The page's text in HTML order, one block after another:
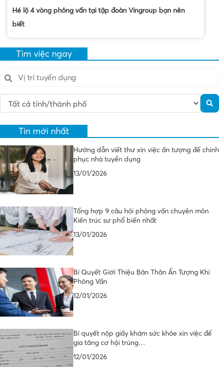
Hé lộ 4 vòng phỏng vấn tại tập đoàn Vingroup bạn nên
biết
Tìm việc ngay
Tin mới nhất
Hướng dẫn viết thư xin việc ấn tượng để chinh
phục nhà tuyển dụng
13/01/2026
Tổng hợp 9 câu hỏi phỏng vấn chuyên môn
Kiến trúc sư phổ biến nhất
13/01/2026
Bí Quyết Giới Thiệu Bản Thân Ấn Tượng Khi
Phỏng Vấn
12/01/2026
Bí quyết nộp giấy khám sức khỏe xin việc để
gia tăng cơ hội trúng…
12/01/2026